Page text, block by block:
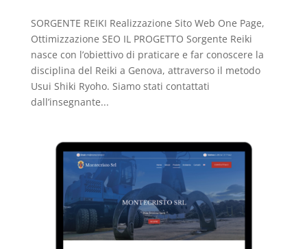
SORGENTE REIKI Realizzazione Sito Web One Page,
Ottimizzazione SEO IL PROGETTO Sorgente Reiki
nasce con l’obiettivo di praticare e far conoscere la
disciplina del Reiki a Genova, attraverso il metodo
Usui Shiki Ryoho. Siamo stati contattati
dall’insegnante...